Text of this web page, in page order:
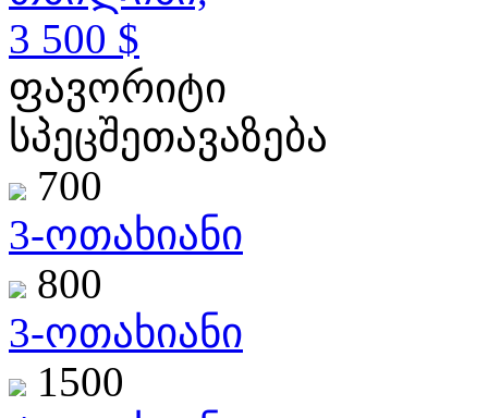
3 500 $
ფავორიტი
სპეცშეთავაზება
700
3-ოთახიანი
800
3-ოთახიანი
1500